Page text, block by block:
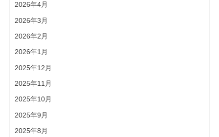
2026年4月
2026年3月
2026年2月
2026年1月
2025年12月
2025年11月
2025年10月
2025年9月
2025年8月